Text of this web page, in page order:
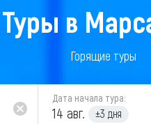
Туры в
Горящие туры
Дата начала тура:
14 авг. ±3 дня